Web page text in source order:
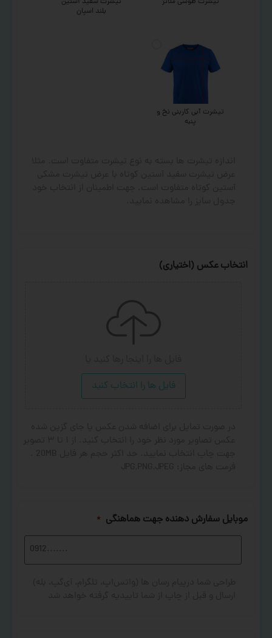
بلند اسپان
تیشرت آبی کاربنی نخ و
پنبه
انتخاب عکس (اختیاری)
فایل ها را انتخاب کنید
موبایل سفارش دهنده جهت هماهنگی *